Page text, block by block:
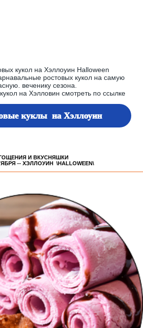
кукол на Хэллоуин Halloween
ростовых кукол на самую
веченику сезона.
на Хэлловин смотреть по ссылке
куклы на Хэллоуин
И ВКУСНЯШКИ
-- ХЭЛЛОУИН \HALLOWEEN\